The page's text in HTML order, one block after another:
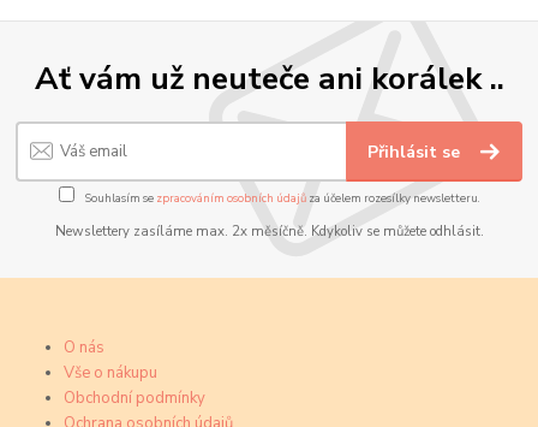
Ať vám už neuteče ani korálek ..
Přihlásit se
Souhlasím se zpracováním osobních údajůza účelem rozesílky newsletteru.
Newslettery zasíláme max. 2x měsíčně. Kdykoliv se můžete odhlásit.
O nás
Vše o nákupu
Obchodní podmínky